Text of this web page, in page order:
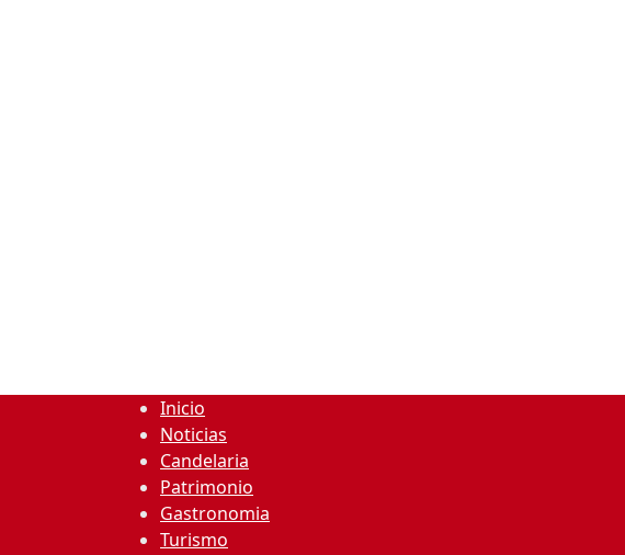
Inicio
Noticias
Candelaria
Patrimonio
Gastronomia
Turismo